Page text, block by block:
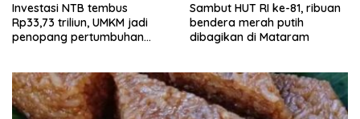
Investasi NTB tembus
Rp33,73 triliun, UMKM jadi
penopang pertumbuhan
Sambut HUT RI ke-81, ribuan
bendera merah putih
dibagikan di Mataram